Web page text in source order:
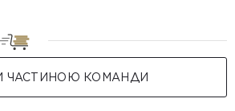
ЧАСТИНОЮ КОМАНДИ